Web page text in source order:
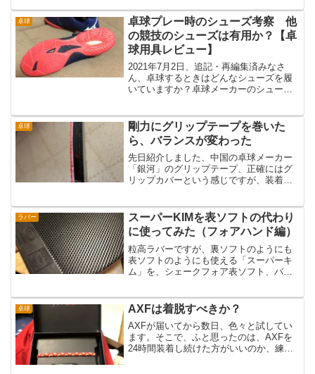
クスのアシッドグリーンのレビューをお
届けします。GRA...
卓球
卓球プレー時のシューズ考察 他
の競技のシューズは有用か？【卓
球用具レビュー】
2021年7月2日、追記・再編集済みなさ
ん、卓球するときはどんなシューズを履
いていますか？卓球メーカーのシューズ
シューズを履くトッププロも出てきてい
ます。今回は各々のシ...
卓球
剛力にグリップテープを巻いた
ら、バランスが変わった
先日紹介しました、中国の卓球メーカー
「銀河」のグリップテープ、正確にはグ
リップカバーという感じですが、装着し
ーのセットアップは変えていません。し
かし、あれだけ綺麗に鳴っ...
ラバー
スーパーKIMを表ソフトの代わり
に使ってみた（フォアハンド編）
粒高ラバーですが、裏ソフトのようにも
表ソフトのようにも使える「スーパーキ
ム」を、シェークフォア表ソフト、バッ
た。若干の打ちにくさはあるものの、違
和感は少ない今回使用したの...
卓球 AXFは着脱すべきか？
AXFが届いてから数日、色々と試してい
ます。そこで、ふと思ったのは、AXFを
24時間装着し続けた方がいいのか、練習